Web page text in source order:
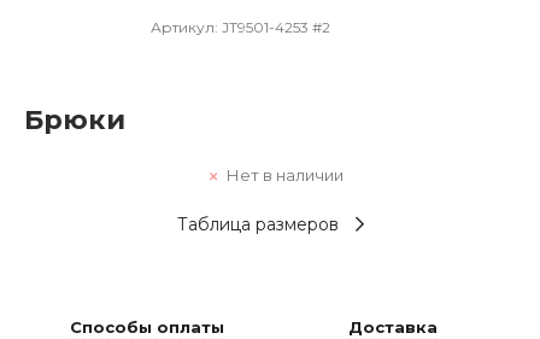
Артикул: JT9501-4253 #2
Брюки
Нет в наличии
Таблица размеров
Способы оплаты Доставка